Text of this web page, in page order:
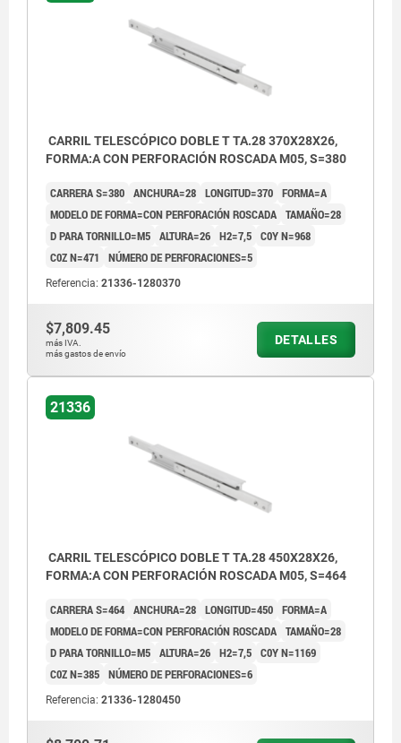
CARRIL TELESCÓPICO DOBLE T TA.28 370X28X26,
FORMA:A CON PERFORACIÓN ROSCADA M05, S=380
CARRERA S=380 ANCHURA=28 LONGITUD=370 FORMA=A
MODELO DE FORMA=CON PERFORACIÓN ROSCADA TAMAÑO=28
D PARA TORNILLO=M5 ALTURA=26 H2=7,5 C0Y N=968
C0Z N=471
NÚMERO DE PERFORACIONES=5
Referencia: 21336-1280370
$7,809.45
más IVA.
más gastos de envío
DETALLES
21336
CARRIL TELESCÓPICO DOBLE T TA.28 450X28X26,
FORMA:A CON PERFORACIÓN ROSCADA M05, S=464
CARRERA S=464 ANCHURA=28 LONGITUD=450 FORMA=A
MODELO DE FORMA=CON PERFORACIÓN ROSCADA TAMAÑO=28
D PARA TORNILLO=M5 ALTURA=26 H2=7,5 C0Y N=1169
C0Z N=385 NÚMERO DE PERFORACIONES=6
Referencia: 21336-1280450